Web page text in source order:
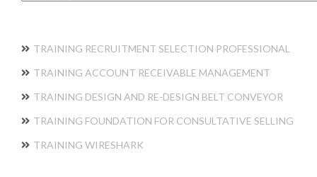
TRAINING RECRUITMENT SELECTION PROFESSIONAL
TRAINING ACCOUNT RECEIVABLE MANAGEMENT
TRAINING DESIGN AND RE-DESIGN BELT CONVEYOR
TRAINING FOUNDATION FOR CONSULTATIVE SELLING
TRAINING WIRESHARK